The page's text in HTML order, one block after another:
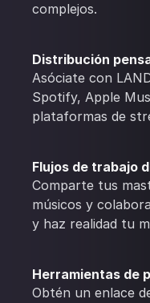
complejos.
Distribución
Asóciate con
Spotify, Apple
plataformas de
Flujos de trabajo
Comparte tus
músicos y
y haz realidad tu
Herramientas de
Obtén un enlace